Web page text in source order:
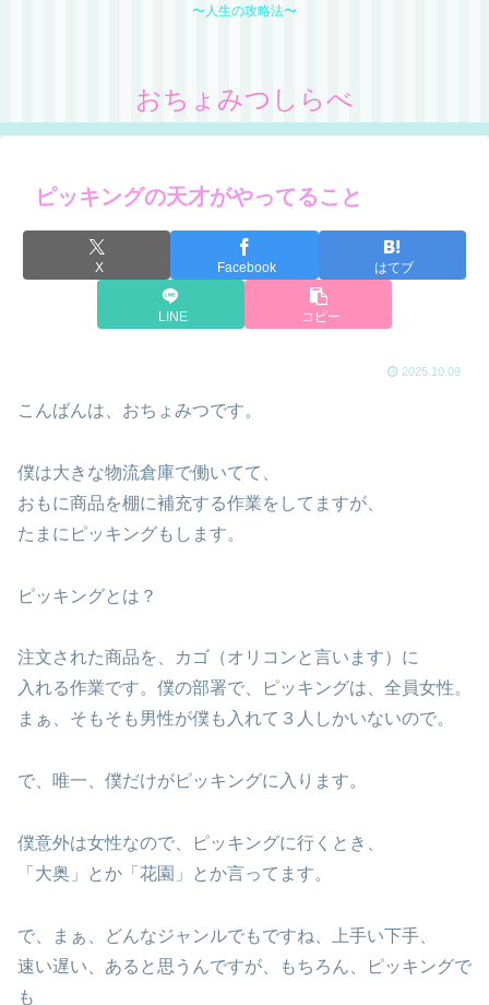
〜人生の攻略法〜
おちょみつしらべ
ピッキングの天才がやってること
X Facebook はてブ
LINE コピー
2025.10.09
こんばんは、おちょみつです。
僕は大きな物流倉庫で働いてて、
おもに商品を棚に補充する作業をしてますが、
たまにピッキングもします。
ピッキングとは？
注文された商品を、カゴ（オリコンと言います）に
入れる作業です。僕の部署で、ピッキングは、全員女性。
まぁ、そもそも男性が僕も入れて３人しかいないので。
で、唯一、僕だけがピッキングに入ります。
僕意外は女性なので、ピッキングに行くとき、
「大奥」とか「花園」とか言ってます。
で、まぁ、どんなジャンルでもですね、上手い下手、
速い遅い、あると思うんですが、もちろん、ピッキングで
も